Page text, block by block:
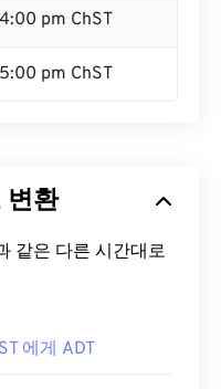
pm ChST
pm ChST
변환
같은 다른 시간대로
에게 ADT